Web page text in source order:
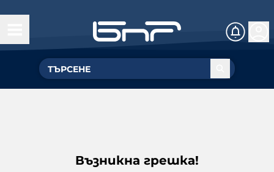
Възникна грешка!